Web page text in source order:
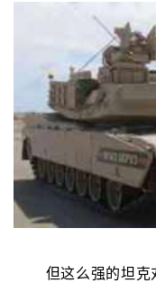
但这么强的坦克